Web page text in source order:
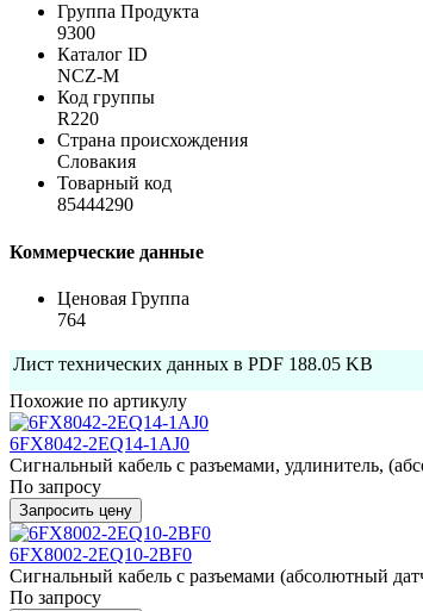
Группа Продукта
9300
Каталог ID
NCZ-M
Код группы
R220
Страна происхождения
Словакия
Товарный код
85444290
Коммерческие данные
Ценовая Группа
764
Лист технических данных в PDF 188.05 KB
Похожие по артикулу
6FX8042-2EQ14-1AJ0
Сигнальный кабель с разъемами, удлинитель,
По запросу
Запросить цену
6FX8002-2EQ10-2BF0
Сигнальный кабель с разъемами (абсолютный
По запросу